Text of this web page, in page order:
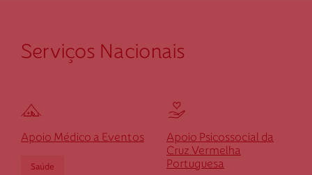
dguimaraes@cruzvermelha.org.pt
Cruz Vermelha Macieira de Rates
Av. Eng. Adelino Amaro da Costa, n.º 189
Serviços Nacionais
Apoio Médico a Eventos
Saúde
Apoio Psicossocial da
Cruz Vermelha
Portuguesa